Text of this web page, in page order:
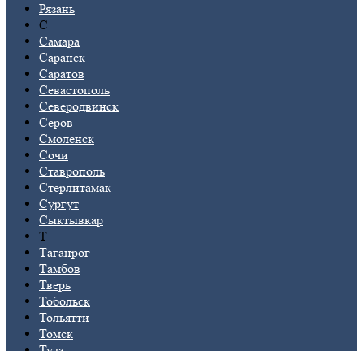
Рязань
С
Самара
Саранск
Саратов
Севастополь
Северодвинск
Серов
Смоленск
Сочи
Ставрополь
Стерлитамак
Сургут
Сыктывкар
Т
Таганрог
Тамбов
Тверь
Тобольск
Тольятти
Томск